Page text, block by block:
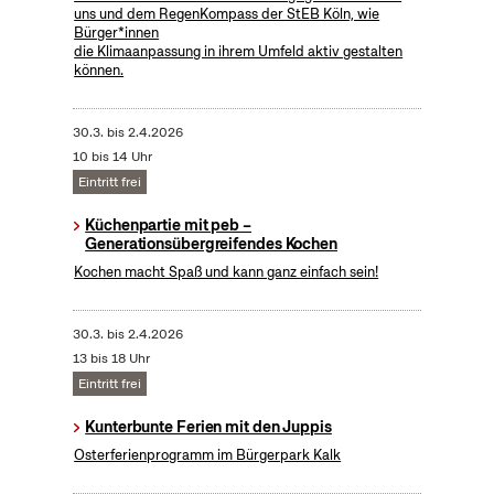
uns und dem RegenKompass der StEB Köln, wie
Bürger*innen
die Klimaanpassung in ihrem Umfeld aktiv gestalten
können.
30.3. bis2.4.2026
10 bis 14 Uhr
Eintritt frei
Küchenpartie mit peb –
Generationsübergreifendes Kochen
Kochen macht Spaß und kann ganz einfach sein!
30.3. bis2.4.2026
13 bis 18 Uhr
Eintritt frei
Kunterbunte Ferien mit den Juppis
Osterferienprogramm im Bürgerpark Kalk